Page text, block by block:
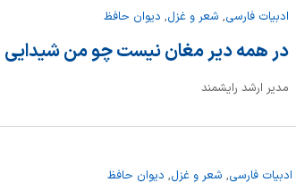
ادبیات فارسی, شعر و غزل, دیوان حافظ
در همه دیر مغان نیست چو من شیدایی
مدیر ارشد رایشمند
ادبیات فارسی, شعر و غزل, دیوان حافظ